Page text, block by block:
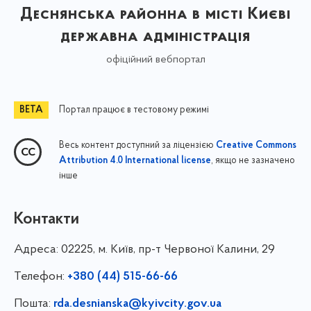
Деснянська районна в місті Києві
державна адміністрація
офіційний вебпортал
Портал працює в тестовому режимі
Весь контент доступний за ліцензією Creative Commons
Attribution 4.0 International license, якщо не зазначено
інше
Контакти
Адреса: 02225, м. Київ, пр-т Червоної Калини, 29
Телефон: +380 (44) 515-66-66
Пошта: rda.desnianska@kyivcity.gov.ua